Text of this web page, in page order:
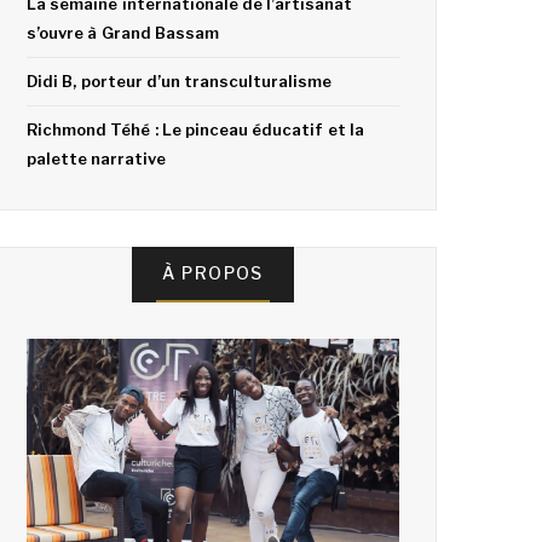
La semaine internationale de l’artisanat
s’ouvre à Grand Bassam
Didi B, porteur d’un transculturalisme
Richmond Téhé : Le pinceau éducatif et la
palette narrative
À PROPOS